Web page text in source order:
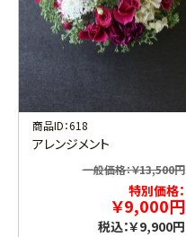
商品ID：618
アレンジメント
一般価格：￥13,500円
特別価格：
￥9,000円
税込：￥9,900円